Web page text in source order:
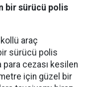
bir sürücü polis
araç
sürücü polis
para cezası kesilen
için güzel bir